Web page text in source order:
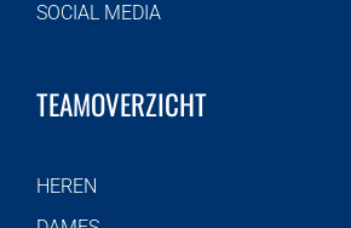
SOCIAL MEDIA
TEAMOVERZICHT
HEREN